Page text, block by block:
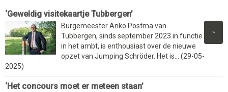
‘Geweldig visitekaartje Tubbergen’
»
Burgemeester Anko Postma van
Tubbergen, sinds september 2023 in functie
in het ambt, is enthousiast over de nieuwe
opzet van Jumping Schröder. Het is... (29-05-
2025)
‘Het concours moet er meteen staan’